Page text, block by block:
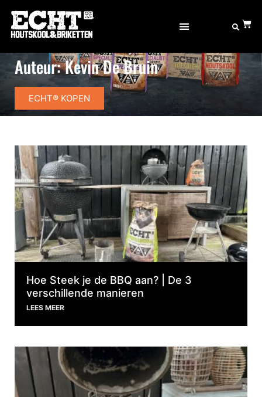
Auteur:Kevin De Bruin
ECHT® KOPEN
Hoe Steek je de BBQ aan? | De 3
verschillende manieren
LEES MEER